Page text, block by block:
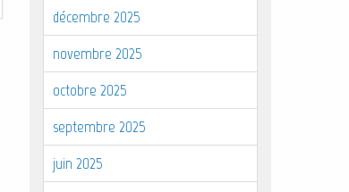
décembre 2025
novembre 2025
octobre 2025
septembre 2025
juin 2025